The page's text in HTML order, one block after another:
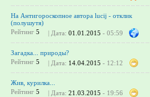
На Антигороскопное автора lucij - отклик
(полушутя)
Рейтинг 5 | Дата: 01.01.2015 - 05:59
Загадка... природы?
Рейтинг 5 | Дата: 14.04.2015 - 12:12
Жив, курилка...
Рейтинг 5 | Дата: 21.03.2015 - 19:56